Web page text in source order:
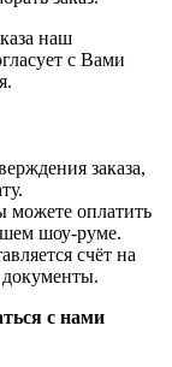
наш
с Вами
заказа,
можете оплатить
шоу-руме.
счёт на
с нами